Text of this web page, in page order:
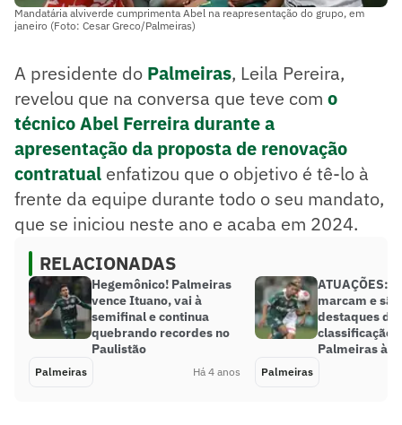
Mandatária alviverde cumprimenta Abel na reapresentação do grupo, em
janeiro (Foto: Cesar Greco/Palmeiras)
A presidente do Palmeiras, Leila Pereira,
revelou que na conversa que teve com o
técnico Abel Ferreira durante a
apresentação da proposta de renovação
contratual enfatizou que o objetivo é tê-lo à
frente da equipe durante todo o seu mandato,
que se iniciou neste ano e acaba em 2024.
RELACIONADAS
Hegemônico! Palmeiras
vence Ituano, vai à
semifinal e continua
quebrando recordes no
Paulistão
Palmeiras Há 4 anos
ATUAÇÕES:
marcam e
destaques da
classificação
Palmeiras à
Palmeiras